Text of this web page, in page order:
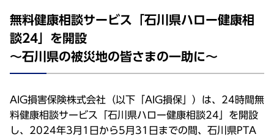
無料健康相談サービス「石川県ハロー健康相
談24」を開設
～石川県の被災地の皆さまの一助に～
AIG損害保険株式会社（以下「AIG損保」）は、24時間無
料健康相談サービス「石川県ハロー健康相談24」を開設
し、2024年3月1日から5月31日までの間、石川県PTA